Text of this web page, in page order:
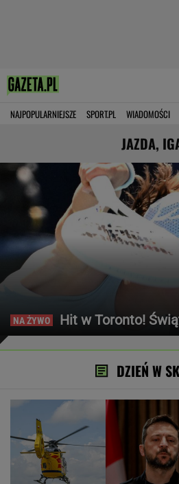
NAJPOPULARNIEJSZE SPORT.PL WIADOMOŚCI
JAZDA,
Hit w Toronto!
DZIEŃ W